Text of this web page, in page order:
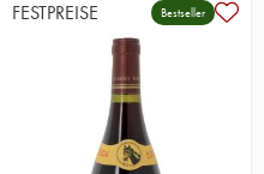
FESTPREISE Bestseller